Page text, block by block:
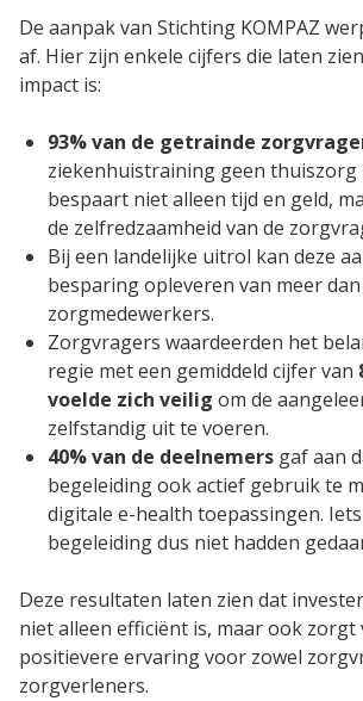
Blog
Cases
LMS Test
Maak zelf E-Learning
Defacto
Over Defacto
Vacatures
Partners
Blog
Open Source Projecten
Contact
De aanpak van Stichting KOMPAZ
af. Hier zijn enkele cijfers die laten
impact is:
93% van de getrainde
ziekenhuistraining geen thuiszorg
bespaart niet alleen tijd en geld,
de zelfredzaamheid van de
Bij een landelijke uitrol kan deze
besparing opleveren van meer dan
zorgmedewerkers.
Zorgvragers waardeerden het
regie met een gemiddeld cijfer van
voelde zich veilig om de
zelfstandig uit te voeren.
40% van de deelnemers gaf aan
begeleiding ook actief gebruik te
digitale e-health toepassingen.
begeleiding dus niet hadden
Deze resultaten laten zien dat
niet alleen efficiënt is, maar ook zorgt
positievere ervaring voor zowel
zorgverleners.